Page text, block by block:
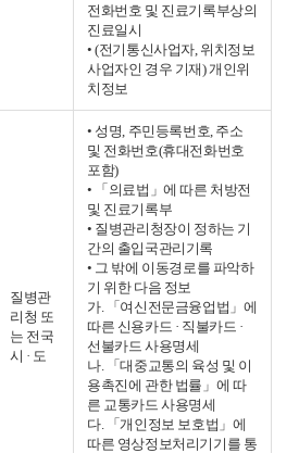
전화번호 및 진료기록부상의
진료일시
• (전기통신사업자, 위치정보
사업자인 경우 기재) 개인위
치정보
질병관
리청 또
는 전국
시 · 도
• 성명, 주민등록번호, 주소
및 전화번호(휴대전화번호
포함)
• 「의료법」에 따른 처방전
및 진료기록부
• 질병관리청장이 정하는 기
간의 출입국관리기록
• 그 밖에 이동경로를 파악하
기 위한 다음 정보
가. 「여신전문금융업법」에
따른 신용카드 · 직불카드 ·
선불카드 사용명세
나. 「대중교통의 육성 및 이
용촉진에 관한 법률」에 따
른 교통카드 사용명세
다. 「개인정보 보호법」에
따른 영상정보처리기기를 통